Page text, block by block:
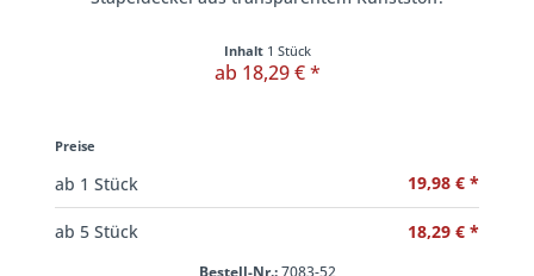
Inhalt 1 Stück
ab 18,29 € *
Preise
ab 1Stück 19,98 € *
ab 5Stück 18,29 € *
Bestell-Nr.:7083-52